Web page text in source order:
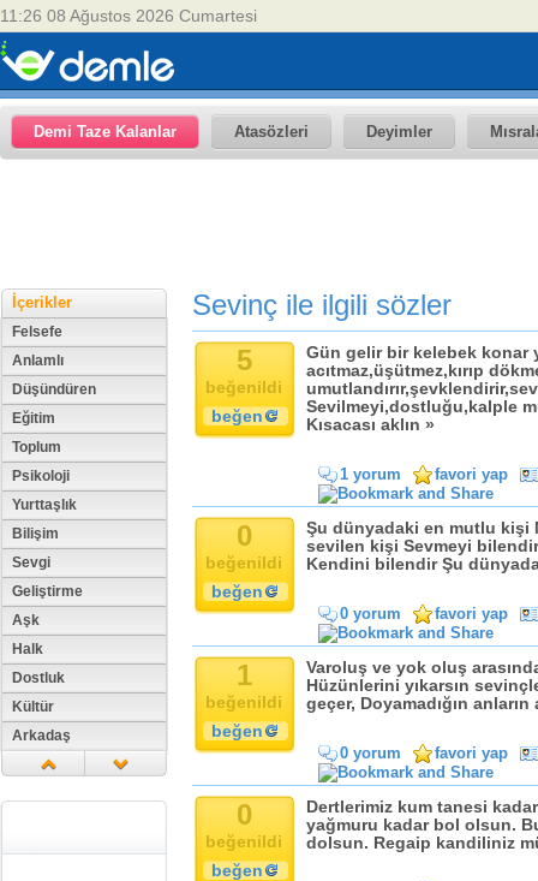
11:26 08 Ağustos 2026 Cumartesi
Demi Taze Kalanlar Atasözleri Deyimler
İçerikler
Felsefe
Anlamlı
Düşündüren
Eğitim
Toplum
Psikoloji
Yurttaşlık
Bilişim
Sevgi
Geliştirme
Aşk
Halk
Dostluk
Kültür
Arkadaş
Din
Sevinç ile ilgili sözler
5
beğenildi
beğen
Gün gelir bir kelebek konar
acıtmaz,üşütmez,kırıp
Sevilmeyi,dostluğu,kalple
Kısacası aklın »
1 yorum favori yap
0
beğenildi
beğen
Şu dünyadaki en mutlu kişi
sevilen kişi Sevmeyi
Kendini bilendir Şu
0 yorum favori yap
1
beğenildi
beğen
Varoluş ve yok oluş
Hüzünlerini yıkarsın
geçer, Doyamadığın anların
0 yorum favori yap
0
beğenildi
beğen
Dertlerimiz kum tanesi
yağmuru kadar bol olsun.
dolsun. Regaip kandiliniz